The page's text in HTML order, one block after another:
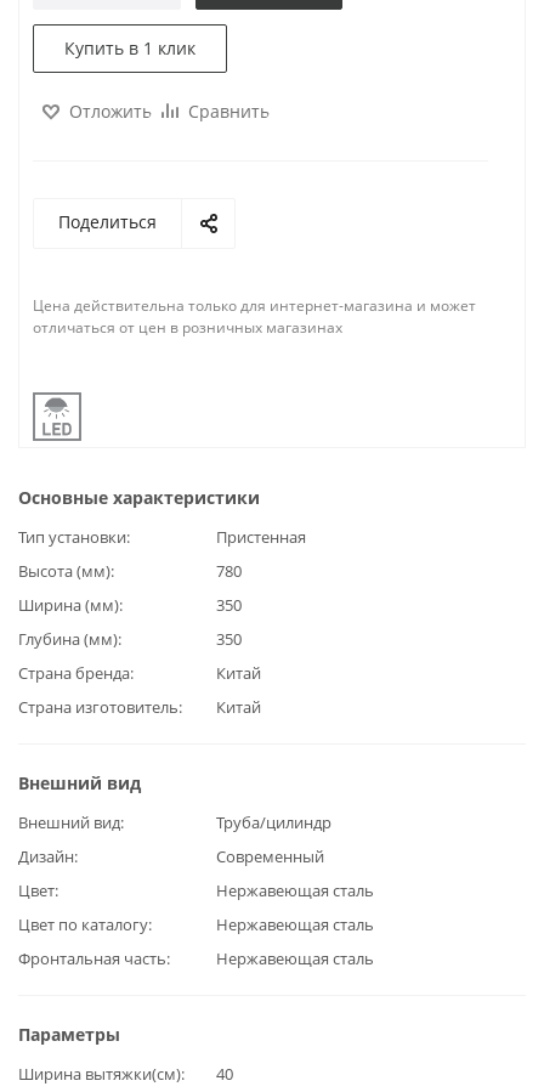
Купить в 1 клик
Отложить Сравнить
Поделиться
Цена действительна только для интернет-магазина и может
отличаться от цен в розничных магазинах
Основные характеристики
Тип установки
Пристенная
Высота (мм)
780
Ширина (мм)
350
Глубина (мм)
350
Страна бренда
Китай
Страна изготовитель
Китай
Внешний вид
Внешний вид
Труба/цилиндр
Дизайн
Современный
Цвет
Нержавеющая сталь
Цвет по каталогу
Нержавеющая сталь
Фронтальная часть
Нержавеющая сталь
Параметры
Ширина вытяжки(см) 40